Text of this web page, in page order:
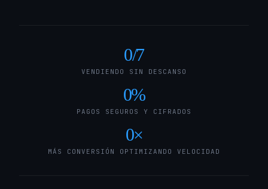
0/7
VENDIENDO SIN DESCANSO
0%
PAGOS SEGUROS Y CIFRADOS
0×
MÁS CONVERSIÓN OPTIMIZANDO VELOCIDAD